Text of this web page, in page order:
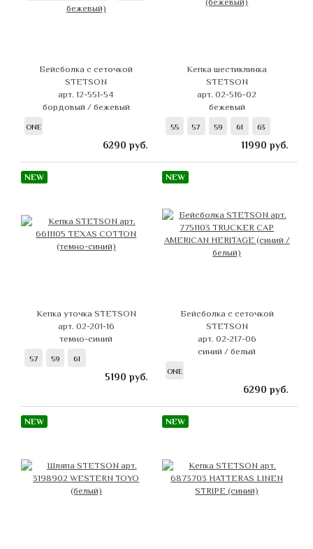
Бейсболка с сеточкой
STETSON
арт. 12-551-54
бордовый / бежевый
ONE
6290 руб.
Кепка шестиклинка
STETSON
арт. 02-516-02
бежевый
55 57 59 61 63
11990 руб.
NEW
Кепка уточка STETSON
арт. 02-201-16
темно-синий
57 59 61
5190 руб.
NEW
Бейсболка с сеточкой
STETSON
арт. 02-217-06
синий / белый
ONE
6290 руб.
NEW NEW